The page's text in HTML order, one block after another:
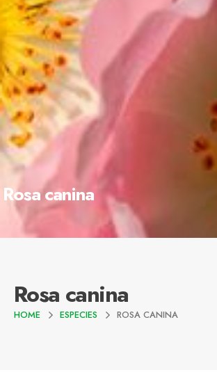
Rosa canina
Rosa canina
HOME ESPECIES ROSA CANINA